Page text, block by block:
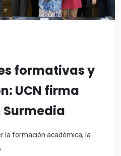
formativas y
UCN firma
la formación académica, la